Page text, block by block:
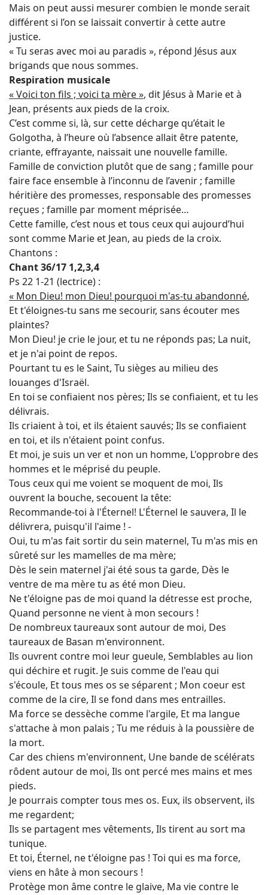
Mais on peut aussi mesurer combien le monde serait
différent si l’on se laissait convertir à cette autre
justice.
« Tu seras avec moi au paradis », répond Jésus aux
brigands que nous sommes.
Respiration musicale
« Voici ton fils ; voici ta mère », dit Jésus à Marie et à
Jean, présents aux pieds de la croix.
C’est comme si, là, sur cette décharge qu’était le
Golgotha, à l’heure où l’absence allait être patente,
criante, effrayante, naissait une nouvelle famille.
Famille de conviction plutôt que de sang ; famille pour
faire face ensemble à l’inconnu de l’avenir ; famille
héritière des promesses, responsable des promesses
reçues ; famille par moment méprisée…
Cette famille, c’est nous et tous ceux qui aujourd’hui
sont comme Marie et Jean, au pieds de la croix.
Chantons :
Chant 36/17 1,2,3,4
Ps 22 1-21 (lectrice) :
« Mon Dieu! mon Dieu! pourquoi m'as-tu abandonné,
Et t'éloignes-tu sans me secourir, sans écouter mes
plaintes?
Mon Dieu! je crie le jour, et tu ne réponds pas; La nuit,
et je n'ai point de repos.
Pourtant tu es le Saint, Tu sièges au milieu des
louanges d'Israël.
En toi se confiaient nos pères; Ils se confiaient, et tu les
délivrais.
Ils criaient à toi, et ils étaient sauvés; Ils se confiaient
en toi, et ils n'étaient point confus.
Et moi, je suis un ver et non un homme, L'opprobre des
hommes et le méprisé du peuple.
Tous ceux qui me voient se moquent de moi, Ils
ouvrent la bouche, secouent la tête:
Recommande-toi à l'Éternel! L'Éternel le sauvera, Il le
délivrera, puisqu'il l'aime ! -
Oui, tu m'as fait sortir du sein maternel, Tu m'as mis en
sûreté sur les mamelles de ma mère;
Dès le sein maternel j'ai été sous ta garde, Dès le
ventre de ma mère tu as été mon Dieu.
Ne t'éloigne pas de moi quand la détresse est proche,
Quand personne ne vient à mon secours !
De nombreux taureaux sont autour de moi, Des
taureaux de Basan m'environnent.
Ils ouvrent contre moi leur gueule, Semblables au lion
qui déchire et rugit. Je suis comme de l'eau qui
s'écoule, Et tous mes os se séparent ; Mon coeur est
comme de la cire, Il se fond dans mes entrailles.
Ma force se dessèche comme l'argile, Et ma langue
s'attache à mon palais ; Tu me réduis à la poussière de
la mort.
Car des chiens m'environnent, Une bande de scélérats
rôdent autour de moi, Ils ont percé mes mains et mes
pieds.
Je pourrais compter tous mes os. Eux, ils observent, ils
me regardent;
Ils se partagent mes vêtements, Ils tirent au sort ma
tunique.
Et toi, Éternel, ne t'éloigne pas ! Toi qui es ma force,
viens en hâte à mon secours !
Protège mon âme contre le glaive, Ma vie contre le